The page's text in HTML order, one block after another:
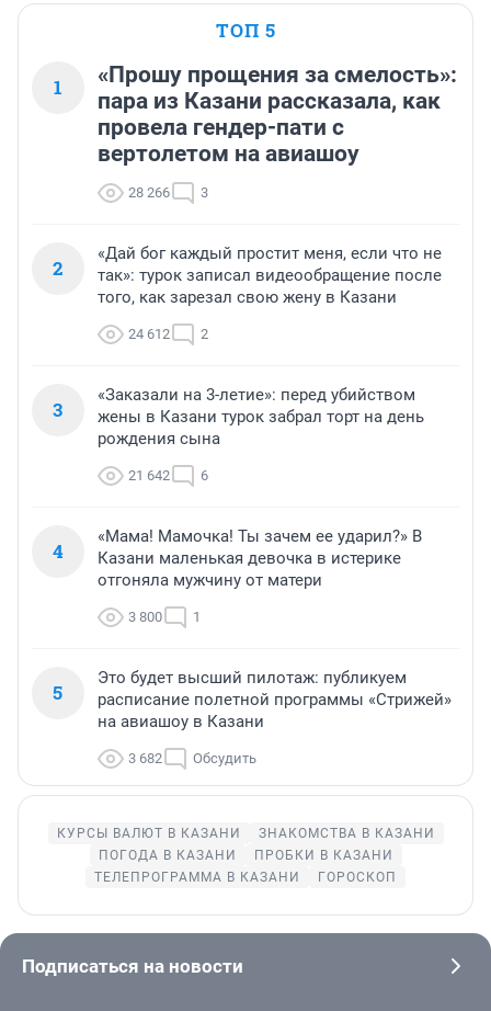
ТОП 5
1
«Прошу прощения за смелость»:
пара из Казани рассказала, как
провела гендер-пати с
вертолетом на авиашоу
28 266 3
2
«Дай бог каждый простит меня, если что не
так»: турок записал видеообращение после
того, как зарезал свою жену в Казани
24 612 2
3
«Заказали на 3-летие»: перед убийством
жены в Казани турок забрал торт на день
рождения сына
21 642 6
4
«Мама! Мамочка! Ты зачем ее ударил?» В
Казани маленькая девочка в истерике
отгоняла мужчину от матери
3 800 1
5
Это будет высший пилотаж: публикуем
расписание полетной программы «Стрижей»
на авиашоу в Казани
3 682 Обсудить
КУРСЫ ВАЛЮТ В КАЗАНИ
ЗНАКОМСТВА В КАЗАНИ
ПОГОДА В КАЗАНИ
ПРОБКИ В КАЗАНИ
ТЕЛЕПРОГРАММА В КАЗАНИ
ГОРОСКОП
Подписаться на новости